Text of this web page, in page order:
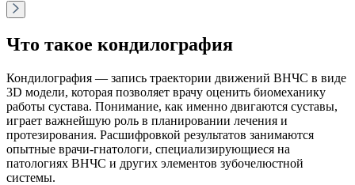
Что такое кондилография
Кондилография — запись траектории движений ВНЧС в виде
3D модели, которая позволяет врачу оценить биомеханику
работы сустава. Понимание, как именно двигаются суставы,
играет важнейшую роль в планировании лечения и
протезирования. Расшифровкой результатов занимаются
опытные врачи-гнатологи, специализирующиеся на
патологиях ВНЧС и других элементов зубочелюстной
системы.